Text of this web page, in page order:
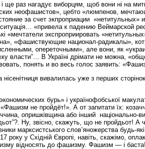
ще раз нагадує виборцям, щоб вони ні на
неофашистов», цебто «люмпенов,
за счет экпроприации
ситуація… «привела к падению Веймарской
«мечтатели экспроприировать
«фашиствующие национал-радикалы»,
опереточными», але вони, як
власти”… В Україні дрімати не можна,
понять и во весь голос заявить:
нісенітниця вивалилась уже з перших
бурь» і українофобської
«Фашизм не пройдёт!». А от запитати їх:
опришківщина або інший національно-
Ну, звісно, скажуть, що не пройдьот!
марксистського слов’яно­жерства будь-
року у Східній Європі, навіть, скажімо,
відносять до фашизму. Фашизм — і